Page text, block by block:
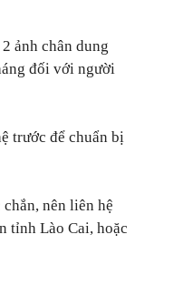
ảnh chân dung
đối với người
trước để chuẩn bị
nên liên hệ
tỉnh Lào Cai, hoặc